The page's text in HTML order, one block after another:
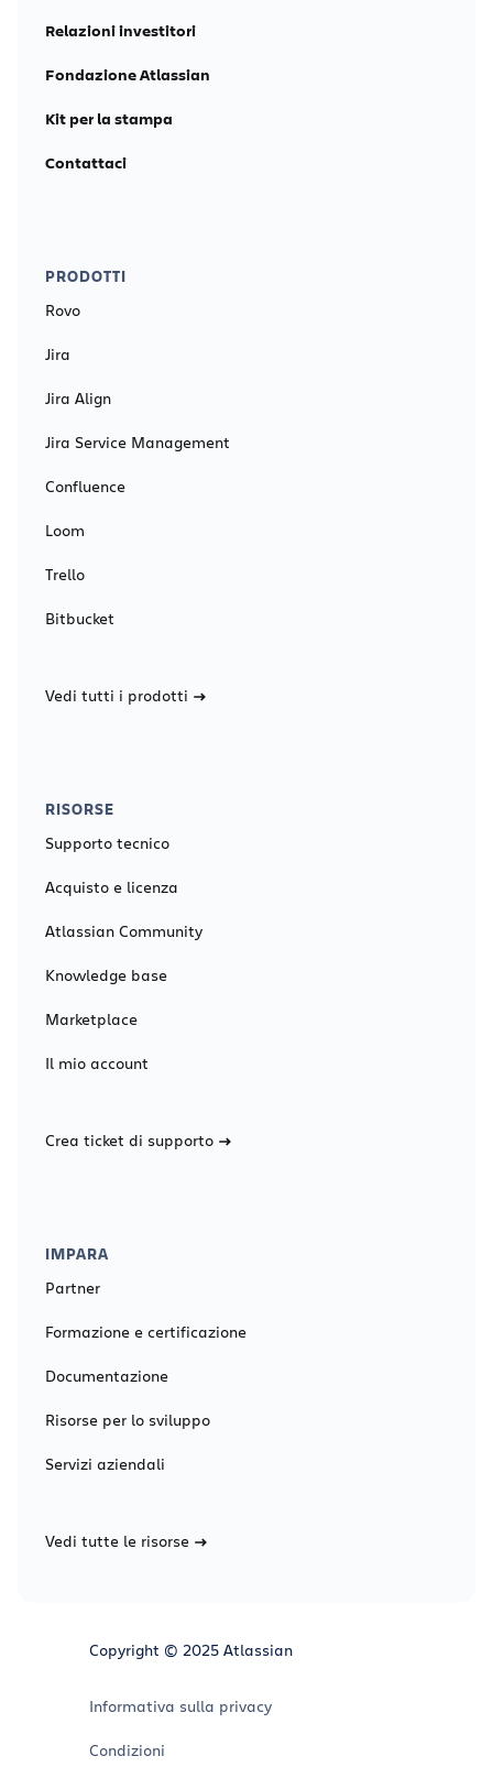
Relazioni investitori
Fondazione Atlassian
Kit per la stampa
Contattaci
PRODOTTI
Rovo
Jira
Jira Align
Jira Service Management
Confluence
Loom
Trello
Bitbucket
Vedi tutti i prodotti
RISORSE
Supporto tecnico
Acquisto e licenza
Atlassian Community
Knowledge base
Marketplace
Il mio account
Crea ticket di supporto
IMPARA
Partner
Formazione e certificazione
Documentazione
Risorse per lo sviluppo
Servizi aziendali
Vedi tutte le risorse
Copyright © 2025 Atlassian
Informativa sulla privacy
Condizioni